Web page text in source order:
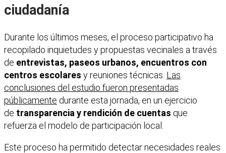
ciudadanía
Durante los últimos meses, el proceso participativo ha
recopilado inquietudes y propuestas vecinales a través
de entrevistas, paseos urbanos, encuentros con
centros escolares y reuniones técnicas. Las
conclusiones del estudio fueron presentadas
públicamente durante esta jornada, en un ejercicio
de transparencia y rendición de cuentas que
refuerza el modelo de participación local.
Este proceso ha permitido detectar necesidades reales